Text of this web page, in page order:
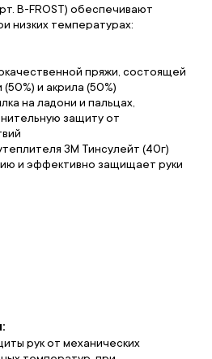
B-FROST) обеспечивают
низких температурах:
пряжи, состоящей
и акрила (50%)
на ладони и пальцах,
защиту от
3M Тинсулейт (40г)
и эффективно защищает руки
рук от механических